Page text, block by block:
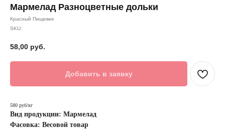
Мармелад Разноцветные дольки
Красный Пищевик
SKU:
58,00 руб.
Добавить в заявку
580 руб/кг
Вид продукции: Мармелад
Фасовка: Весовой товар